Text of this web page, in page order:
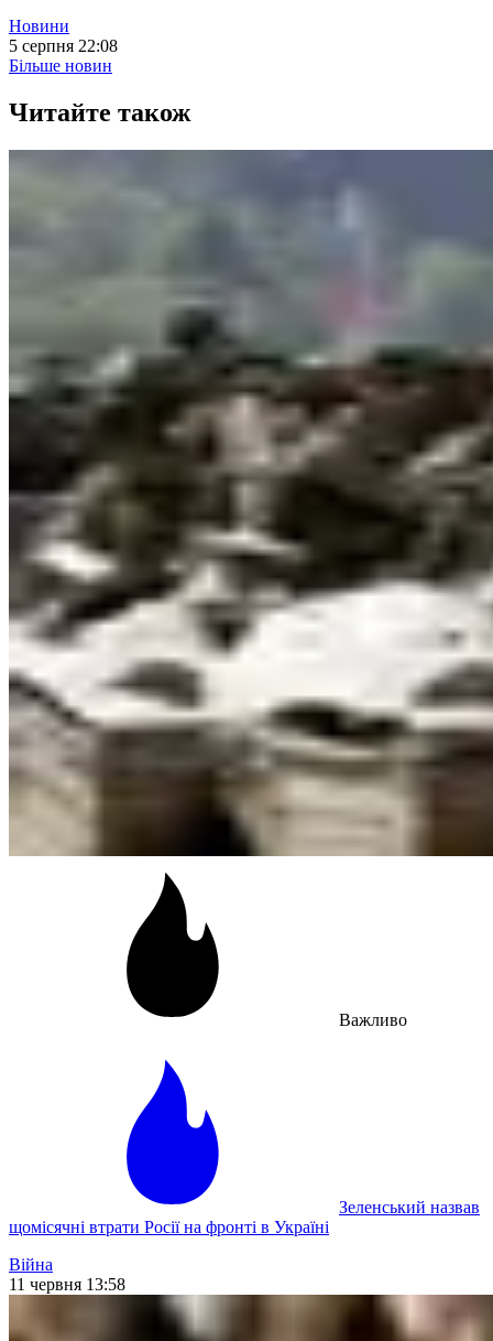
Новини
5 серпня 22:08
Більше новин
Читайте також
Важливо
Зеленський назвав
щомісячні втрати Росії на фронті в Україні
Війна
11 червня 13:58